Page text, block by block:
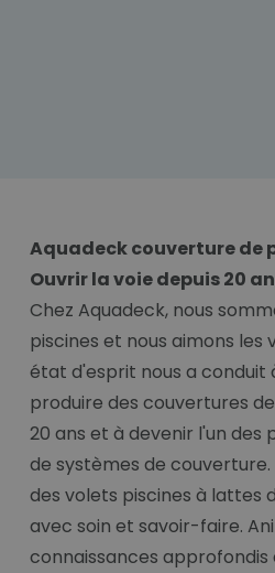
Aquadeck couverture de
Ouvrir la voie depuis 20
Chez Aquadeck, nous
piscines et nous aimons les
état d'esprit nous a conduit
produire des couvertures
20 ans et à devenir l'un
de systèmes de
des volets piscines à lattes
avec soin et savoir-faire.
connaissances approfondis